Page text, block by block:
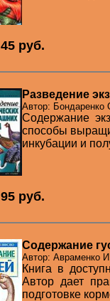
45 pуб.
Разведение
Автор: Бондаренко
Содержание
способы
инкубации и
95 pуб.
Содержание
Автор: Авраменко
Книга в
Автор дает
подготовке